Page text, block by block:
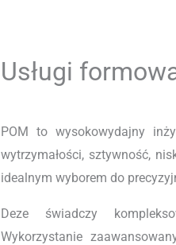
Usługi
POM to wysokowydajny
wytrzymałości, sztywność,
idealnym wyborem do
Deze świadczy
Wykorzystanie